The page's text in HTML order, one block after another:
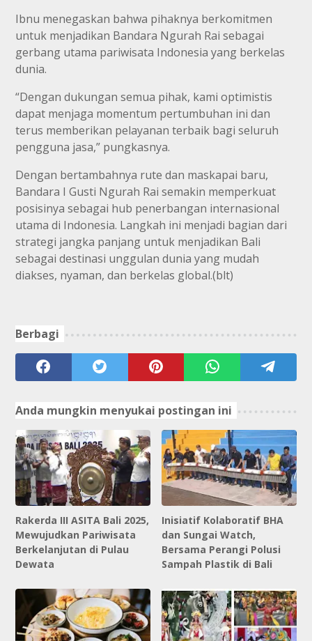
Ibnu menegaskan bahwa pihaknya berkomitmen
untuk menjadikan Bandara Ngurah Rai sebagai
gerbang utama pariwisata Indonesia yang berkelas
dunia.
“Dengan dukungan semua pihak, kami optimistis
dapat menjaga momentum pertumbuhan ini dan
terus memberikan pelayanan terbaik bagi seluruh
pengguna jasa,” pungkasnya.
Dengan bertambahnya rute dan maskapai baru,
Bandara I Gusti Ngurah Rai semakin memperkuat
posisinya sebagai hub penerbangan internasional
utama di Indonesia. Langkah ini menjadi bagian dari
strategi jangka panjang untuk menjadikan Bali
sebagai destinasi unggulan dunia yang mudah
diakses, nyaman, dan berkelas global.(blt)
Berbagi
Anda mungkin menyukai postingan ini
Rakerda III ASITA Bali 2025,
Mewujudkan Pariwisata
Berkelanjutan di Pulau
Dewata
Inisiatif Kolaboratif BHA
dan Sungai Watch,
Bersama Perangi Polusi
Sampah Plastik di Bali